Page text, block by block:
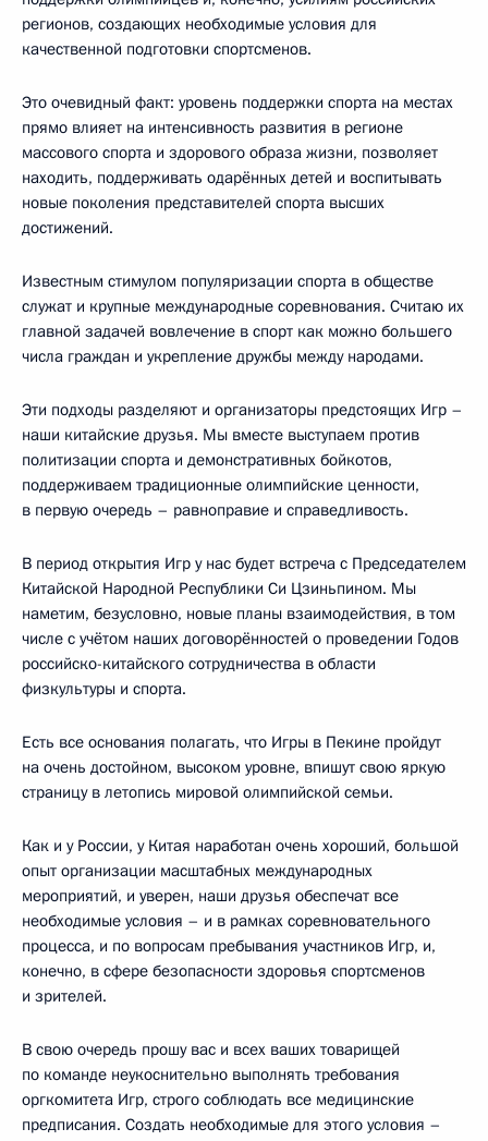
регионов, создающих необходимые условия для
качественной подготовки спортсменов.
Это очевидный факт: уровень поддержки спорта на местах
прямо влияет на интенсивность развития в регионе
массового спорта и здорового образа жизни, позволяет
находить, поддерживать одарённых детей и воспитывать
новые поколения представителей спорта высших
достижений.
Известным стимулом популяризации спорта в обществе
служат и крупные международные соревнования. Считаю их
главной задачей вовлечение в спорт как можно большего
числа граждан и укрепление дружбы между народами.
Эти подходы разделяют и организаторы предстоящих Игр –
наши китайские друзья. Мы вместе выступаем против
политизации спорта и демонстративных бойкотов,
поддерживаем традиционные олимпийские ценности,
в первую очередь – равноправие и справедливость.
В период открытия Игр у нас будет встреча с Председателем
Китайской Народной Республики Си Цзиньпином. Мы
наметим, безусловно, новые планы взаимодействия, в том
числе с учётом наших договорённостей о проведении Годов
российско-китайского сотрудничества в области
физкультуры и спорта.
Есть все основания полагать, что Игры в Пекине пройдут
на очень достойном, высоком уровне, впишут свою яркую
страницу в летопись мировой олимпийской семьи.
Как и у России, у Китая наработан очень хороший, большой
опыт организации масштабных международных
мероприятий, и уверен, наши друзья обеспечат все
необходимые условия – и в рамках соревновательного
процесса, и по вопросам пребывания участников Игр, и,
конечно, в сфере безопасности здоровья спортсменов
и зрителей.
В свою очередь прошу вас и всех ваших товарищей
по команде неукоснительно выполнять требования
оргкомитета Игр, строго соблюдать все медицинские
предписания. Создать необходимые для этого условия –